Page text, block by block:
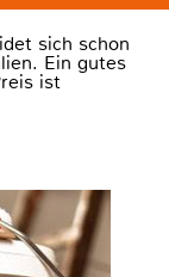
sich schon
Ein gutes
ist